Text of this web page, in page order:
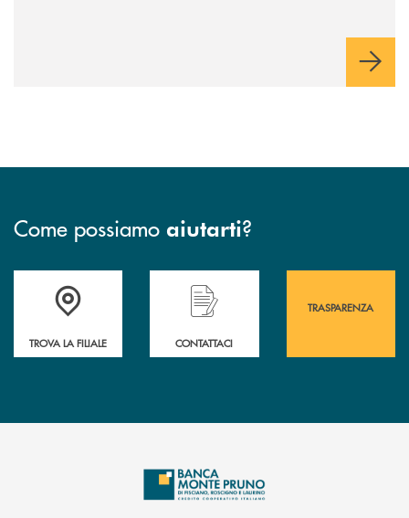
Come possiamo aiutarti?
Accedi all' elenco completo&nbsp; delle&nbsp; filiali&nbsp; di Banca
TROVA LA FILIALE
Hai bisogno di assistenza immediata?
CONTATTACI
TRASPARENZA